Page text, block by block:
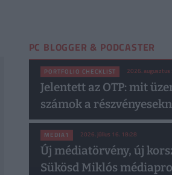
PC BLOGGER & PODCASTER
PORTFOLIO CHECKLIST 2026. augusztus
Jelentett az OTP: mit
számok a
MEDIA1 2026. július 16. 18:28
Új médiatörvény, új
Sükösd Miklós